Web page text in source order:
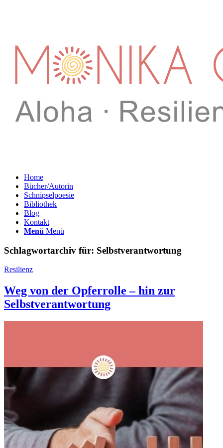
Home
Bücher/Autorin
Schnipselpoesie
Bibliothek
Blog
Kontakt
Menü Menü
Schlagwortarchiv für: Selbstverantwortung
Resilienz
Weg von der Opferrolle – hin zur
Selbstverantwortung